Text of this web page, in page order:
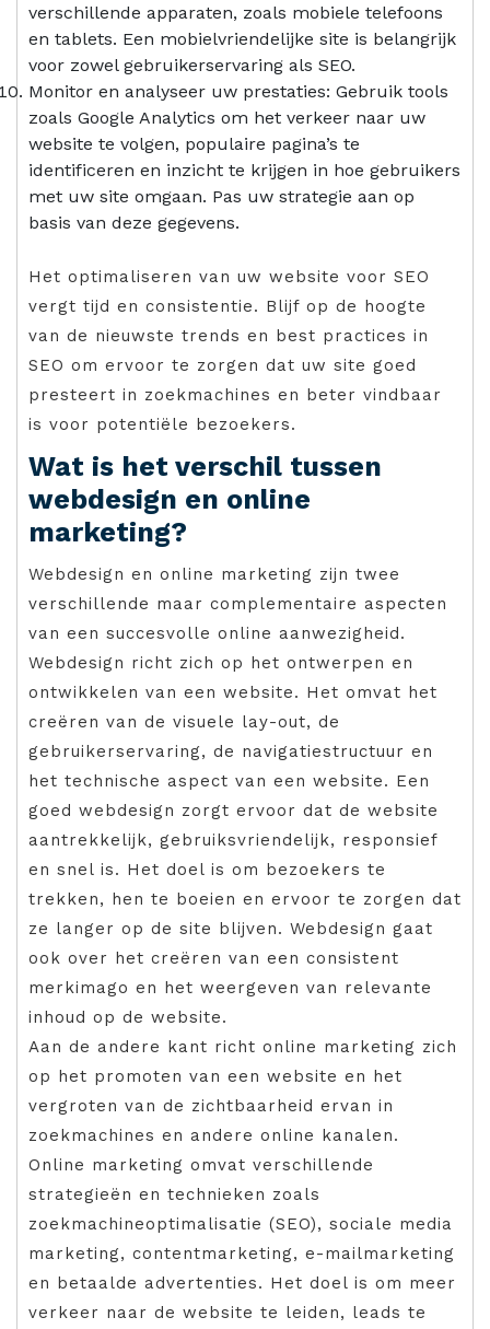
verschillende apparaten, zoals mobiele telefoons
en tablets. Een mobielvriendelijke site is belangrijk
voor zowel gebruikerservaring als SEO.
Monitor en analyseer uw prestaties: Gebruik tools
zoals Google Analytics om het verkeer naar uw
website te volgen, populaire pagina’s te
identificeren en inzicht te krijgen in hoe gebruikers
met uw site omgaan. Pas uw strategie aan op
basis van deze gegevens.
Het optimaliseren van uw website voor SEO
vergt tijd en consistentie. Blijf op de hoogte
van de nieuwste trends en best practices in
SEO om ervoor te zorgen dat uw site goed
presteert in zoekmachines en beter vindbaar
is voor potentiële bezoekers.
Wat is het verschil tussen
webdesign en online
marketing?
Webdesign en online marketing zijn twee
verschillende maar complementaire aspecten
van een succesvolle online aanwezigheid.
Webdesign richt zich op het ontwerpen en
ontwikkelen van een website. Het omvat het
creëren van de visuele lay-out, de
gebruikerservaring, de navigatiestructuur en
het technische aspect van een website. Een
goed webdesign zorgt ervoor dat de website
aantrekkelijk, gebruiksvriendelijk, responsief
en snel is. Het doel is om bezoekers te
trekken, hen te boeien en ervoor te zorgen dat
ze langer op de site blijven. Webdesign gaat
ook over het creëren van een consistent
merkimago en het weergeven van relevante
inhoud op de website.
Aan de andere kant richt online marketing zich
op het promoten van een website en het
vergroten van de zichtbaarheid ervan in
zoekmachines en andere online kanalen.
Online marketing omvat verschillende
strategieën en technieken zoals
zoekmachineoptimalisatie (SEO), sociale media
marketing, contentmarketing, e-mailmarketing
en betaalde advertenties. Het doel is om meer
verkeer naar de website te leiden, leads te